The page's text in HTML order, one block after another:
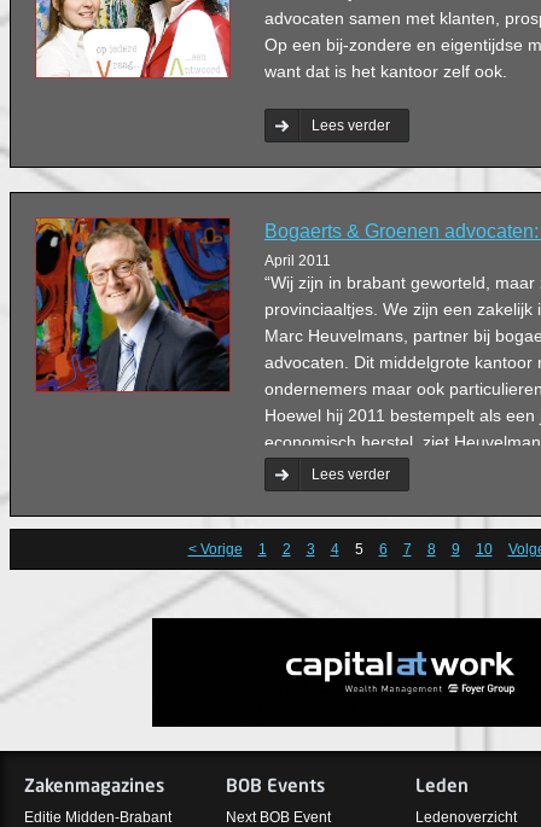
advocaten samen met klanten,
Op een bij-zondere en eigentijdse
want dat is het kantoor zelf ook.
Lees verder
Bogaerts & Groenen
April 2011
“Wij zijn in brabant geworteld,
provinciaaltjes. We zijn een zakelijk
Marc Heuvelmans, partner bij
advocaten. Dit middelgrote kantoor
ondernemers maar ook
Hoewel hij 2011 bestempelt als
economisch herstel, ziet
bouwsector nog zware tijden. “Ik
branche aan om vooral op de korte
indien nodig snel te reorganiseren
te richten.” Maar hij heeft ook
Lees verder
< Vorige 1 2 3 4 5 6 7 8 9 10
Zakenmagazines
Editie Midden-Brabant
BOB Events
Next BOB Event
Leden
Ledenoverzicht